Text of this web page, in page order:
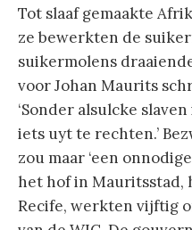
Tot slaaf gemaakte
ze bewerkten de
suikermolens
voor Johan Maurits
‘Sonder alsulcke
iets uyt te rechten.’
zou maar ‘een
het hof in Mauritsstad,
Recife, werkten vijftig